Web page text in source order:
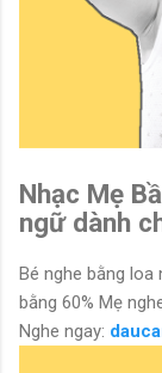
Nhạc Mẹ
ngữ dành
Bé nghe bằng
bằng 60% Mẹ
Nghe ngay: